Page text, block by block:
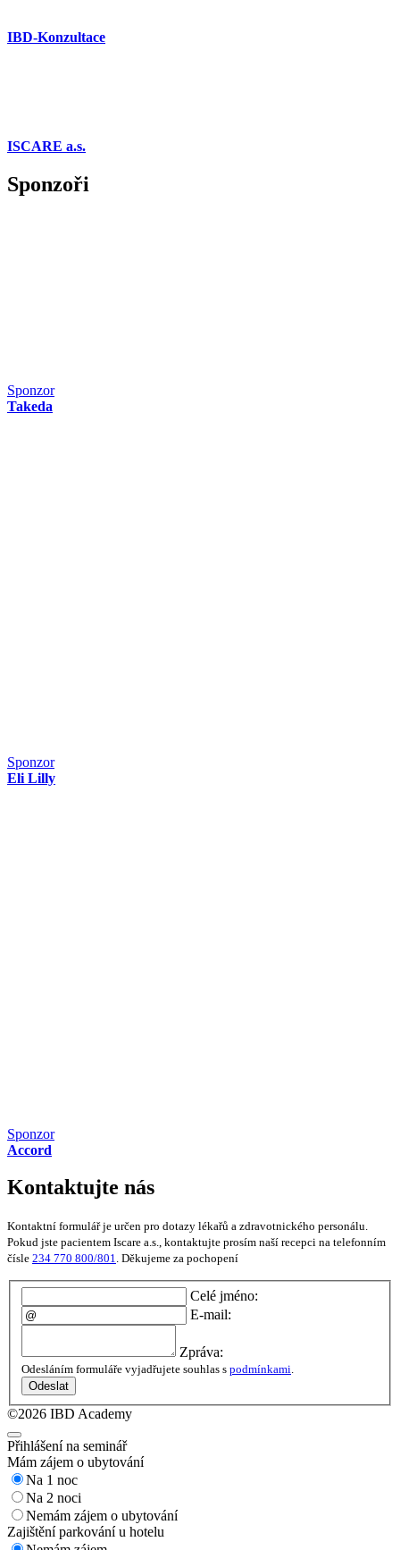
IBD-Konzultace
ISCARE a.s.
Sponzoři
Sponzor
Takeda
Sponzor
Eli Lilly
Sponzor
Accord
Kontaktujte nás
Kontaktní formulář je určen pro dotazy lékařů a zdravotnického personálu.
Pokud jste pacientem Iscare a.s., kontaktujte prosím naší recepci na telefonním
čísle 234 770 800/801. Děkujeme za pochopení
Celé jméno:
E-mail:
Zpráva:
Odesláním formuláře vyjadřujete souhlas s podmínkami
Odeslat
©2026 IBD Academy
Přihlášení na seminář
Mám zájem o ubytování
Na 1 noc
Na 2 noci
Nemám zájem o ubytování
Zajištění parkování u hotelu